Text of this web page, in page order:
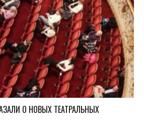
О НОВЫХ ТЕАТРАЛЬНЫХ